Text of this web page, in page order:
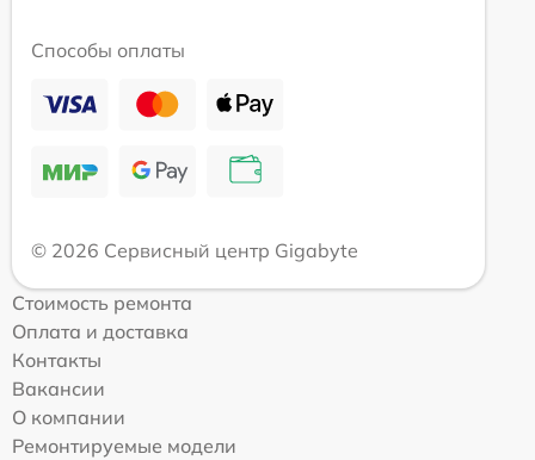
Способы оплаты
© 2026 Сервисный центр Gigabyte
Стоимость ремонта
Оплата и доставка
Контакты
Вакансии
О компании
Ремонтируемые модели